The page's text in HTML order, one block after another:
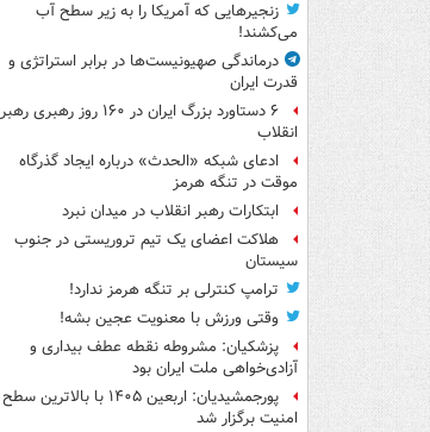
زنجیرهایی که آمریکا را به زیر سطح آب
می‌کشند!
درماندگی صهیونیست‌ها در برابر استراتژی و
قدرت ایران
۶ دستاورد بزرگ ایران در ۱۶۰ روز رهبری رهبر
انقلاب
ادعای شبکه «الحدث» درباره ایجاد گذرگاه
موقت در تنگه هرمز
ابتکارات رهبر انقلاب در میدان نبرد
هلاکت اعضای یک تیم تروریستی در جنوب
سیستان
ترامپ کنترلی بر تنگه هرمز ندارد!
وقتی ورزش با معنویت عجین بشه!
پزشکیان: مشروطه نقطه عطف بیداری و
آزادی‌خواهی ملت ایران بود
پورجمشیدیان: اربعین ۱۴۰۵ با بالاترین سطح
امنیت برگزار شد